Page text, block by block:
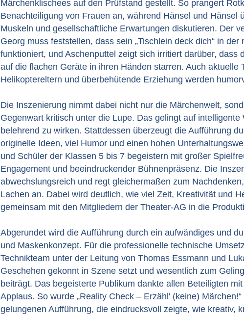
Märchenklischees auf den Prüfstand gestellt. So prangert
Benachteiligung von Frauen an, während Hänsel und Hänsel
Muskeln und gesellschaftliche Erwartungen diskutieren. Der
Georg muss feststellen, dass sein „Tischlein deck dich“ in der
funktioniert, und Aschenputtel zeigt sich irritiert darüber, dass
auf die flachen Geräte in ihren Händen starren. Auch aktuelle
Helikoptereltern und überbehütende Erziehung werden
Die Inszenierung nimmt dabei nicht nur die Märchenwelt,
Gegenwart kritisch unter die Lupe. Das gelingt auf intelligente
belehrend zu wirken. Stattdessen überzeugt die Aufführung
originelle Ideen, viel Humor und einen hohen
und Schüler der Klassen 5 bis 7 begeistern mit großer
Engagement und beeindruckender Bühnenpräsenz. Die
abwechslungsreich und regt gleichermaßen zum
Lachen an. Dabei wird deutlich, wie viel Zeit, Kreativität und
gemeinsam mit den Mitgliedern der Theater-AG in die
Abgerundet wird die Aufführung durch ein aufwändiges und
und Maskenkonzept. Für die professionelle technische
Technikteam unter der Leitung von Thomas Essmann und
Geschehen gekonnt in Szene setzt und wesentlich zum
beiträgt. Das begeisterte Publikum dankte allen Beteiligten
Applaus. So wurde „Reality Check – Erzähl' (keine)
gelungenen Aufführung, die eindrucksvoll zeigte, wie kreativ,